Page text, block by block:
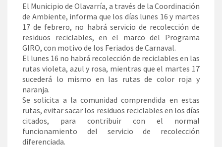
El Municipio de Olavarría, a través de la Coordinación
de Ambiente, informa que los días lunes 16 y martes
17 de febrero, no habrá servicio de recolección de
residuos reciclables, en el marco del Programa
GIRO, con motivo de los Feriados de Carnaval.
El lunes 16 no habrá recolección de reciclables en las
rutas violeta, azul y rosa, mientras que el martes 17
sucederá lo mismo en las rutas de color roja y
naranja.
Se solicita a la comunidad comprendida en estas
rutas, evitar sacar los residuos reciclables en los días
citados, para contribuir con el normal
funcionamiento del servicio de recolección
diferenciada.